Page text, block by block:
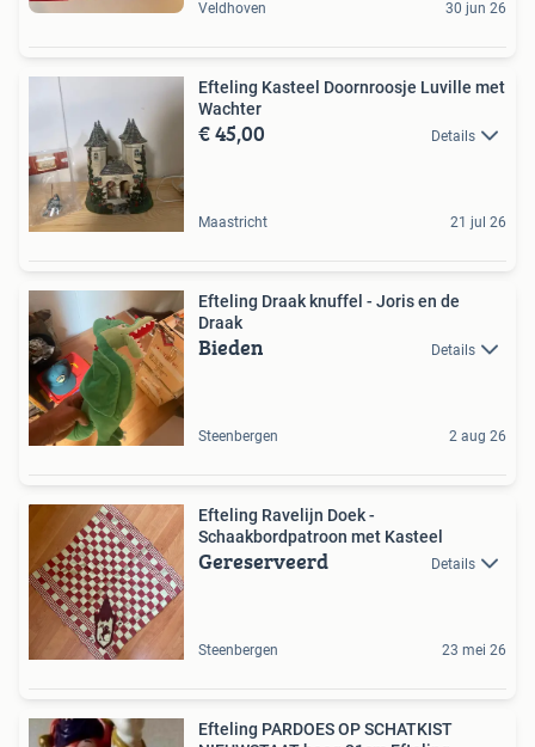
Veldhoven 30 jun 26
Efteling Kasteel Doornroosje Luville met
Wachter
€ 45,00 Details
Maastricht 21 jul 26
Efteling Draak knuffel - Joris en de
Draak
Bieden Details
Steenbergen 2 aug 26
Efteling Ravelijn Doek -
Schaakbordpatroon met Kasteel
Gereserveerd Details
Steenbergen 23 mei 26
Efteling PARDOES OP SCHATKIST